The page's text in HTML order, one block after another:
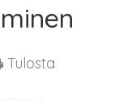
Tulosta